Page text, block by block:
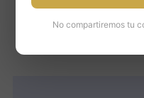
su experiencia
Perfil…
No compartiremos tu